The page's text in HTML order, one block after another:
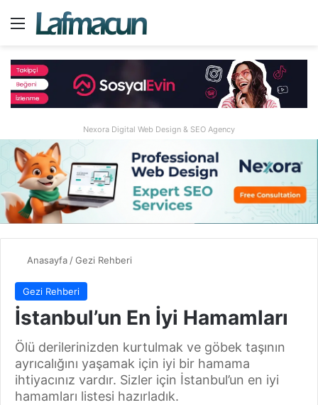
Menü
Nexora Digital Web Design & SEO Agency
Anasayfa/Gezi Rehberi
Gezi Rehberi
İstanbul’un En İyi Hamamları
Ölü derilerinizden kurtulmak ve göbek taşının
ayrıcalığını yaşamak için iyi bir hamama
ihtiyacınız vardır. Sizler için İstanbul’un en iyi
hamamları listesi hazırladık.